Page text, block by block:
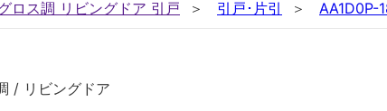
ロス調 リビングドア 引戸
引戸･片引 AA1D0P-
/ リビングドア